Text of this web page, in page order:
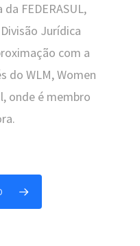
da FEDERASUL,
Jurídica
com a
do WLM, Women
onde é membro